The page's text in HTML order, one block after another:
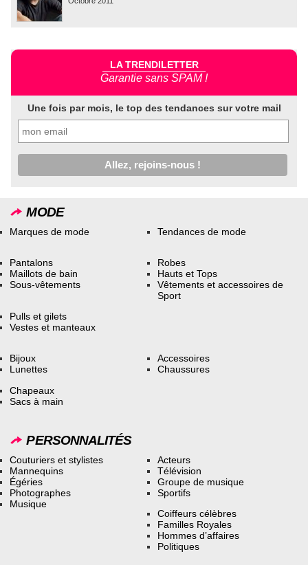
LA TRENDILETTER
Garantie sans SPAM !
Une fois par mois, le top des tendances sur votre mail
MODE
Marques de mode Tendances de mode
Pantalons
Maillots de bain
Sous-vêtements
Robes
Hauts et Tops
Vêtements et accessoires de
Sport
Pulls et gilets
Vestes et manteaux
Bijoux
Lunettes
Accessoires
Chaussures
Chapeaux
Sacs à main
PERSONNALITÉS
Couturiers et stylistes
Mannequins
Égéries
Photographes
Musique
Acteurs
Télévision
Groupe de musique
Sportifs
Coiffeurs célèbres
Familles Royales
Hommes d’affaires
Politiques